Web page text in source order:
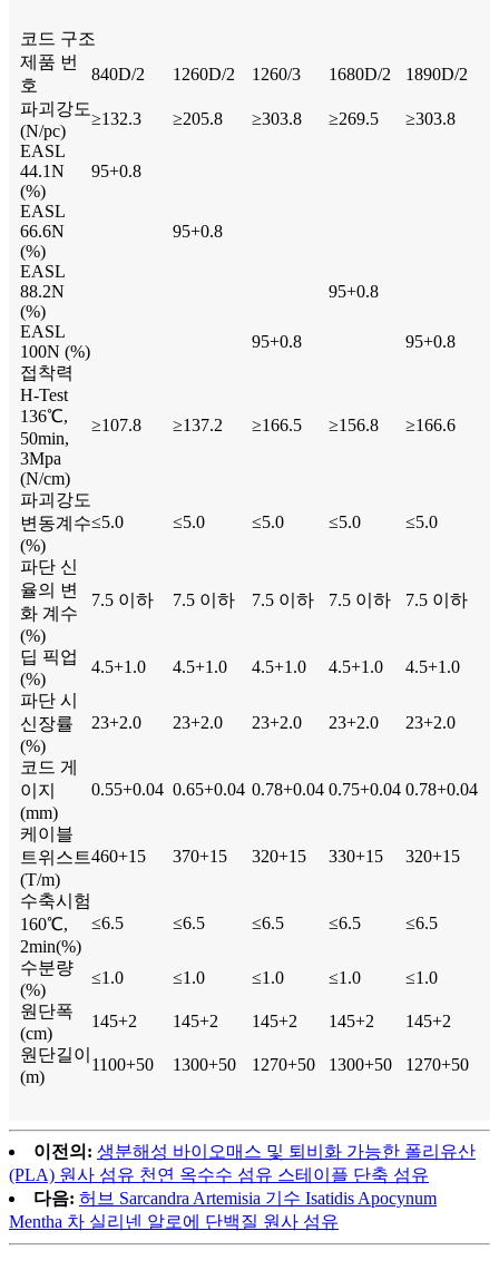
코드 구조
제품 번
호
840D/2 1260D/2 1260/3 1680D/2
1890D/2
파괴강도
(N/pc)
≥132.3 ≥205.8 ≥303.8 ≥269.5
≥303.8
EASL
44.1N
(%)
95+0.8
EASL
66.6N
(%)
95+0.8
EASL
88.2N
(%)
95+0.8
EASL
100N (%)
95+0.8
95+0.8
접착력
H-Test
136℃,
50min,
3Mpa
(N/cm)
≥107.8 ≥137.2 ≥166.5 ≥156.8 ≥166.6
파괴강도
변동계수
(%)
≤5.0 ≤5.0 ≤5.0 ≤5.0 ≤5.0
파단 신
율의 변
화 계수
(%)
7.5 이하 7.5 이하 7.5 이하 7.5 이하 7.5 이하
딥 픽업
(%)
4.5+1.0 4.5+1.0 4.5+1.0 4.5+1.0
4.5+1.0
파단 시
신장률
(%)
23+2.0 23+2.0 23+2.0 23+2.0 23+2.0
코드 게
이지
(mm)
0.55+0.04 0.65+0.04 0.78+0.04 0.75+0.04 0.78+0.04
케이블
트위스트
(T/m)
460+15 370+15 320+15 330+15 320+15
수축시험
160℃,
2min(%)
≤6.5 ≤6.5 ≤6.5 ≤6.5 ≤6.5
수분량
(%)
≤1.0 ≤1.0 ≤1.0 ≤1.0
≤1.0
원단폭
(cm)
145+2 145+2 145+2 145+2
145+2
원단길이
(m)
1100+50 1300+50 1270+50 1300+50 1270+50
이전의: 생분해성 바이오매스 및 퇴비화 가능한 폴리유산
(PLA) 원사 섬유 천연 옥수수 섬유 스테이플 단축 섬유
다음: 허브 Sarcandra Artemisia 기수 Isatidis Apocynum
Mentha 차 실리넨 알로에 단백질 원사 섬유